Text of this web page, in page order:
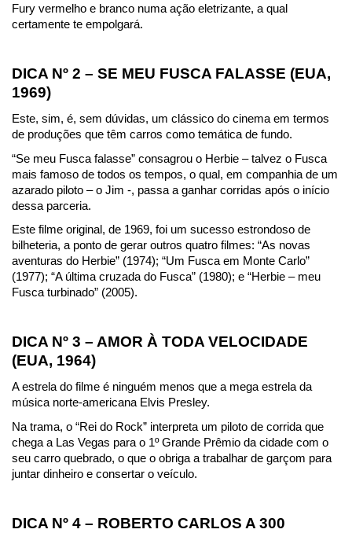
Fury vermelho e branco numa ação eletrizante, a qual
certamente te empolgará.
DICA Nº 2 – SE MEU FUSCA FALASSE (EUA,
1969)
Este, sim, é, sem dúvidas, um clássico do cinema em termos
de produções que têm carros como temática de fundo.
“Se meu Fusca falasse” consagrou o Herbie – talvez o Fusca
mais famoso de todos os tempos, o qual, em companhia de um
azarado piloto – o Jim -, passa a ganhar corridas após o início
dessa parceria.
Este filme original, de 1969, foi um sucesso estrondoso de
bilheteria, a ponto de gerar outros quatro filmes: “As novas
aventuras do Herbie” (1974); “Um Fusca em Monte Carlo”
(1977); “A última cruzada do Fusca” (1980); e “Herbie – meu
Fusca turbinado” (2005).
DICA Nº 3 – AMOR À TODA VELOCIDADE
(EUA, 1964)
A estrela do filme é ninguém menos que a mega estrela da
música norte-americana Elvis Presley.
Na trama, o “Rei do Rock” interpreta um piloto de corrida que
chega a Las Vegas para o 1º Grande Prêmio da cidade com o
seu carro quebrado, o que o obriga a trabalhar de garçom para
juntar dinheiro e consertar o veículo.
DICA Nº 4 – ROBERTO CARLOS A 300